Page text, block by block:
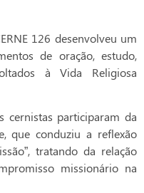
126 desenvolveu um
de oração, estudo,
à Vida Religiosa
cernistas participaram da
que conduziu a reflexão
tratando da relação
missionário na